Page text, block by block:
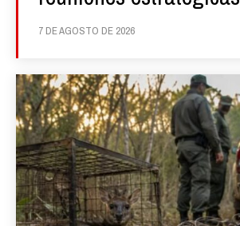
7 DE AGOSTO DE 2026